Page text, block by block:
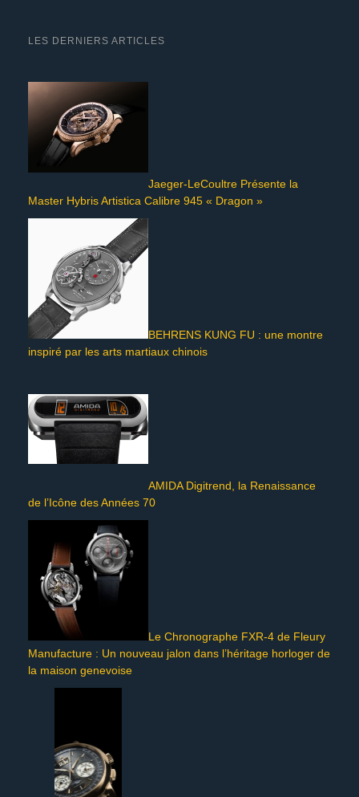
LES DERNIERS ARTICLES
Jaeger-LeCoultre Présente la
Master Hybris Artistica Calibre 945 « Dragon »
BEHRENS KUNG FU : une montre
inspiré par les arts martiaux chinois
AMIDA Digitrend, la Renaissance
de l’Icône des Années 70
Le Chronographe FXR-4 de Fleury
Manufacture : Un nouveau jalon dans l’héritage horloger de
la maison genevoise